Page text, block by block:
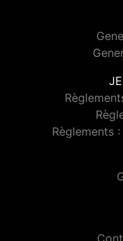
Règlements